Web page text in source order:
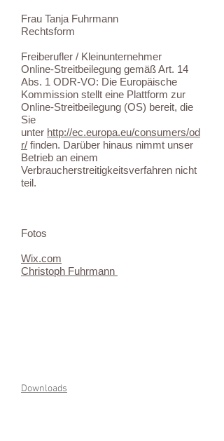
Frau Tanja Fuhrmann
Rechtsform
Freiberufler / Kleinunternehmer
Online-Streitbeilegung gemäß Art. 14
Abs. 1 ODR-VO: Die Europäische
Kommission stellt eine Plattform zur
Online-Streitbeilegung (OS) bereit, die
Sie
unter http://ec.europa.eu/consumers/od
r/ finden. Darüber hinaus nimmt unser
Betrieb an einem
Verbraucherstreitigkeitsverfahren nicht
teil.
Fotos
Wix.com
Christoph Fuhrmann
Downloads